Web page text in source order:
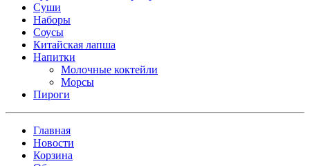
Суши
Наборы
Соусы
Китайская лапша
Напитки
Молочные коктейли
Морсы
Пироги
Главная
Новости
Корзина